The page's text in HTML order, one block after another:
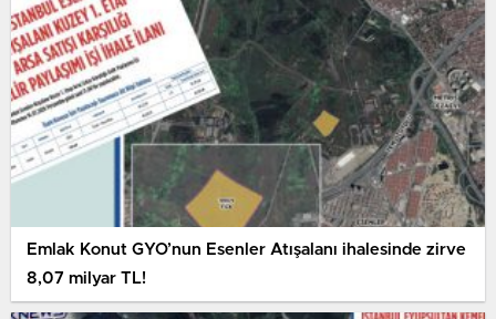
Emlak Konut GYO’nun Esenler Atışalanı ihalesinde zirve
8,07 milyar TL!